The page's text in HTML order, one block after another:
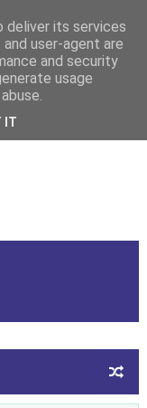
deliver its services
user-agent are
and security
usage
IT